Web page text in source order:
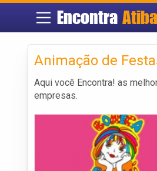
Encontra
Animação de
Aqui você Encontra! as
empresas.